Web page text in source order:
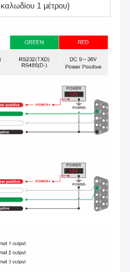
καλωδίου 1 μέτρου)